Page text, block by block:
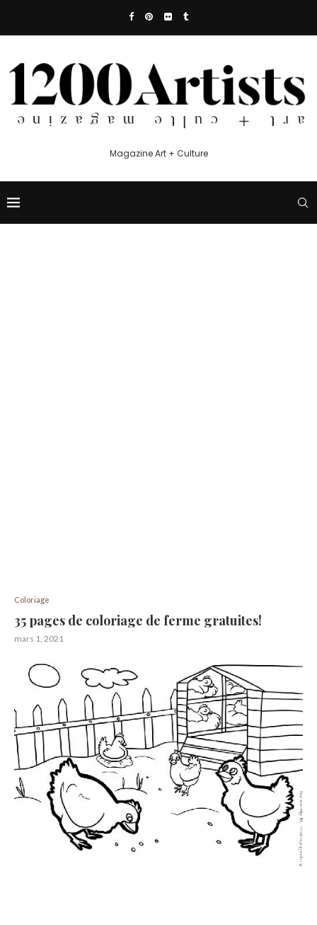
Magazine Art + Culture
Coloriage
35 pages de coloriage de ferme gratuites!
mars 1, 2021